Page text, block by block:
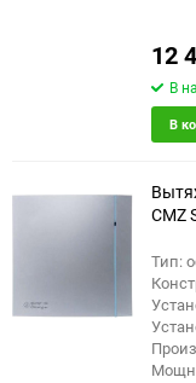
12
В
В
CMZ
Тип: